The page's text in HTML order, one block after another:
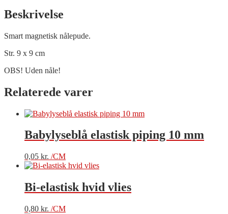
Beskrivelse
Smart magnetisk nålepude.
Str. 9 x 9 cm
OBS! Uden nåle!
Relaterede varer
Babylyseblå elastisk piping 10 mm
0,05 kr. /CM
Bi-elastisk hvid vlies
0,80 kr. /CM